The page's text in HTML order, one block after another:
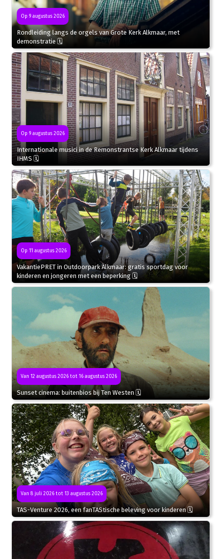
Op 9 augustus 2026
Rondleiding langs de orgels van Grote Kerk Alkmaar, met
demonstratie 🗓
Op 9 augustus 2026
Internationale musici in de Remonstrantse Kerk Alkmaar tijdens
IHMS 🗓
Op 11 augustus 2026
VakantiePRET in Outdoorpark Alkmaar: gratis sportdag voor
kinderen en jongeren met een beperking 🗓
Van 12 augustus 2026 tot 16 augustus 2026
Sunset cinema: buitenbios bij Ten Westen 🗓
Van 8 juli 2026 tot 13 augustus 2026
TAS-Venture 2026, een fanTAStische beleving voor kinderen 🗓